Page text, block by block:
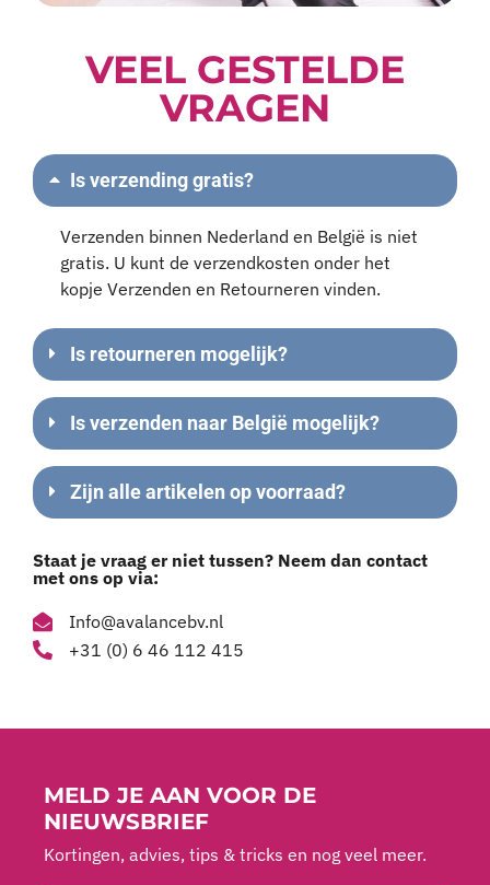
VEEL GESTELDE
VRAGEN
Is verzending gratis?
Verzenden binnen Nederland en België is niet
gratis. U kunt de verzendkosten onder het
kopje Verzenden en Retourneren vinden.
Is retourneren mogelijk?
Is verzenden naar België mogelijk?
Zijn alle artikelen op voorraad?
Staat je vraag er niet tussen? Neem dan contact
met ons op via:
Info@avalancebv.nl
+31 (0) 6 46 112 415
MELD JE AAN VOOR DE
NIEUWSBRIEF
Kortingen, advies, tips & tricks en nog veel meer.